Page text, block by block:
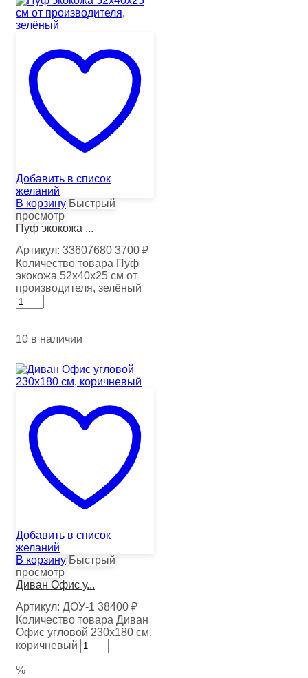
Добавить в список
желаний
В корзину Быстрый
просмотр
Пуф экокожа ...
Артикул: 33607680 3700 ₽
Количество товара Пуф
экокожа 52х40х25 см от
производителя, зелёный
10 в наличии
Добавить в список
желаний
В корзину Быстрый
просмотр
Диван Офис у...
Артикул: ДОУ-1 38400 ₽
Количество товара Диван
Офис угловой 230х180 см,
коричневый
%